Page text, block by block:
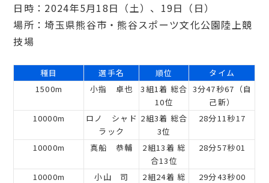
日時：2024年5月18日（土）、19日（日）
場所：埼玉県熊谷市・熊谷スポーツ文化公園陸上競
技場
種目 選手名 順位
タイム
1500m
小指 卓也
3組1着 総合
10位
3分47秒67（自
己新）
10000m
ロノ シャド
ラック
2組3着 総合
3位
28分11秒17
10000m 真船 恭輔
2組13着 総
合13位
28分57秒01
10000m 小山 司
2組24着 総
29分43秒00